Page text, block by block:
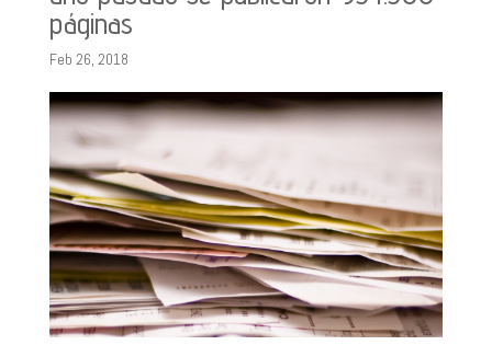
páginas
Feb 26, 2018